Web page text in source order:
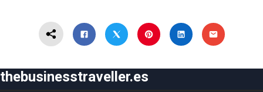
thebusinesstraveller.es